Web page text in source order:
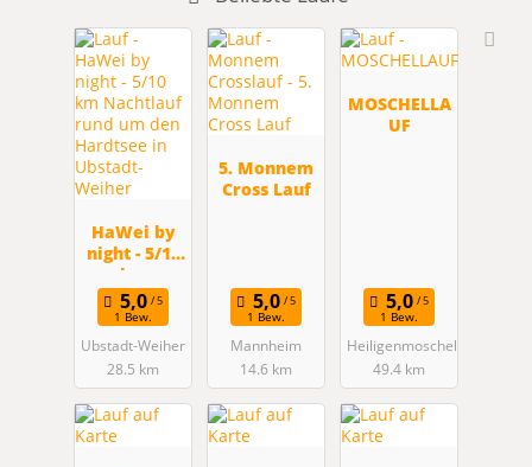
HaWei by
night - 5/10
km
Nachtlauf
rund um
den
Hardtsee in
Ubstadt-
Weiher
1 Bew.
Ubstadt-Weiher
28.5 km
5. Monnem
Cross Lauf
1 Bew.
Mannheim
14.6 km
MOSCHELLA
UF
1 Bew.
Heiligenmoschel
49.4 km